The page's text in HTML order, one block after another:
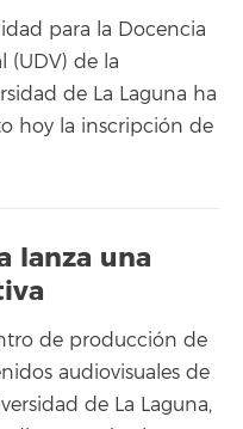
para la Docencia
(UDV) de la
de La Laguna ha
hoy la inscripción de
lanza una
de producción de
audiovisuales de
de La Laguna,